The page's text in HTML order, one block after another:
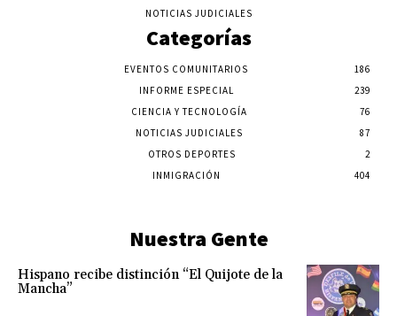
NOTICIAS JUDICIALES
Categorías
EVENTOS COMUNITARIOS
186
INFORME ESPECIAL
239
CIENCIA Y TECNOLOGÍA
76
NOTICIAS JUDICIALES
87
OTROS DEPORTES
2
INMIGRACIÓN
404
Nuestra Gente
Hispano recibe distinción “El Quijote de la
Mancha”